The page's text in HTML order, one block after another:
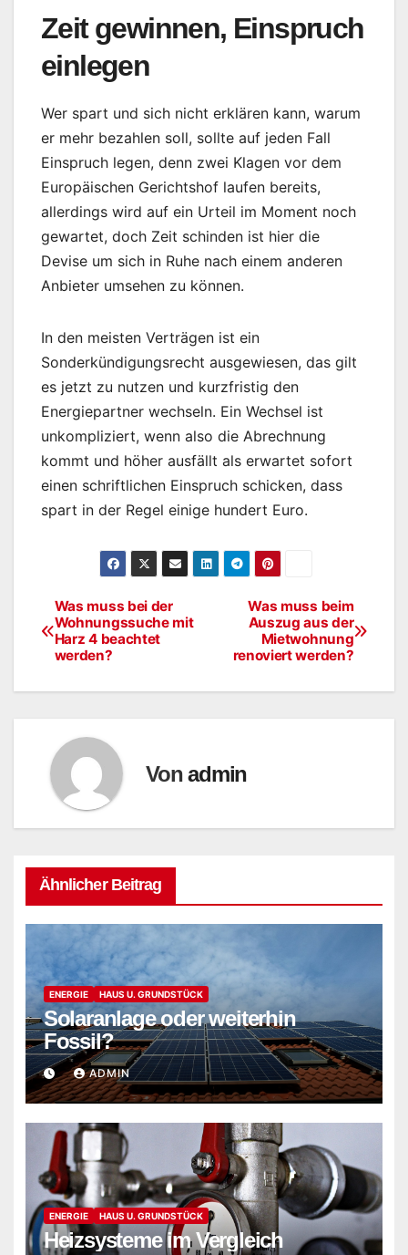
Zeit gewinnen, Einspruch
einlegen
Wer spart und sich nicht erklären kann, warum
er mehr bezahlen soll, sollte auf jeden Fall
Einspruch legen, denn zwei Klagen vor dem
Europäischen Gerichtshof laufen bereits,
allerdings wird auf ein Urteil im Moment noch
gewartet, doch Zeit schinden ist hier die
Devise um sich in Ruhe nach einem anderen
Anbieter umsehen zu können.
In den meisten Verträgen ist ein
Sonderkündigungsrecht ausgewiesen, das gilt
es jetzt zu nutzen und kurzfristig den
Energiepartner wechseln. Ein Wechsel ist
unkompliziert, wenn also die Abrechnung
kommt und höher ausfällt als erwartet sofort
einen schriftlichen Einspruch schicken, dass
spart in der Regel einige hundert Euro.
BeitragsnavigationWas muss beim
Auszug aus der
Mietwohnung
renoviert werden?
Was muss bei der
Wohnungssuche mit
Harz 4 beachtet
werden?
Vonadmin
Ähnlicher Beitrag
ENERGIE HAUS U. GRUNDSTÜCK
Solaranlage oder weiterhin
Fossil?
ADMIN
ENERGIE HAUS U. GRUNDSTÜCK
Heizsysteme im Vergleich